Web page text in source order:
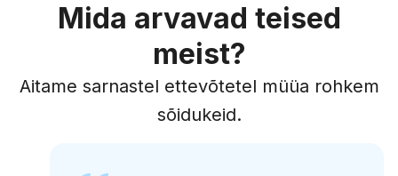
Mida arvavad teised
meist?
Aitame sarnastel ettevõtetel müüa rohkem
sõidukeid.